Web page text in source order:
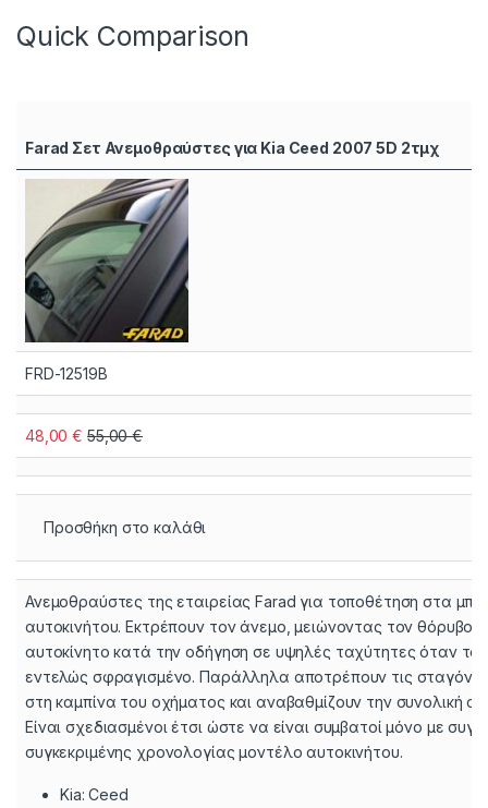
Quick Comparison
Farad Σετ Ανεμοθραύστες για Kia Ceed 2007 5D 2τμχ
FRD-12519B
48,00€ 55,00€
Προσθήκη στο καλάθι
Ανεμοθραύστες της εταιρείας Farad για τοποθέτηση στα
αυτοκινήτου. Εκτρέπουν τον άνεμο, μειώνοντας τον θόρυβο
αυτοκίνητο κατά την οδήγηση σε υψηλές ταχύτητες όταν το
εντελώς σφραγισμένο. Παράλληλα αποτρέπουν τις
στη καμπίνα του οχήματος και αναβαθμίζουν την συνολική
Είναι σχεδιασμένοι έτσι ώστε να είναι συμβατοί μόνο με
συγκεκριμένης χρονολογίας μοντέλο αυτοκινήτου.
Kia: Ceed